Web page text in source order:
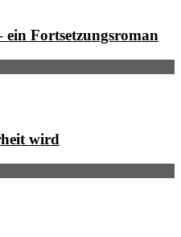
ein Fortsetzungsroman
wird